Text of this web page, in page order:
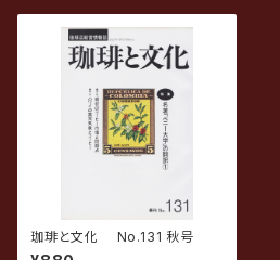
珈琲と文化 No.131 秋号